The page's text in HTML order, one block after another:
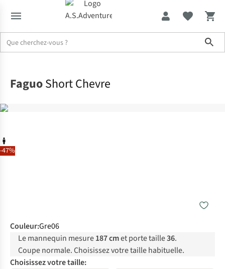
-47%
FaguoShort Chevre
Couleur:Gre06
Le mannequin mesure187 cmet porte taille36.
Coupe normale. Choisissez votre taille habituelle.
Choisissez votre taille: